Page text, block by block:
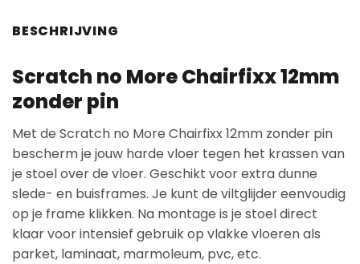
BESCHRIJVING
Scratch no More Chairfixx 12mm
zonder pin
Met de Scratch no More Chairfixx 12mm zonder pin
bescherm je jouw harde vloer tegen het krassen van
je stoel over de vloer. Geschikt voor extra dunne
slede- en buisframes. Je kunt de viltglijder eenvoudig
op je frame klikken. Na montage is je stoel direct
klaar voor intensief gebruik op vlakke vloeren als
parket, laminaat, marmoleum, pvc, etc.